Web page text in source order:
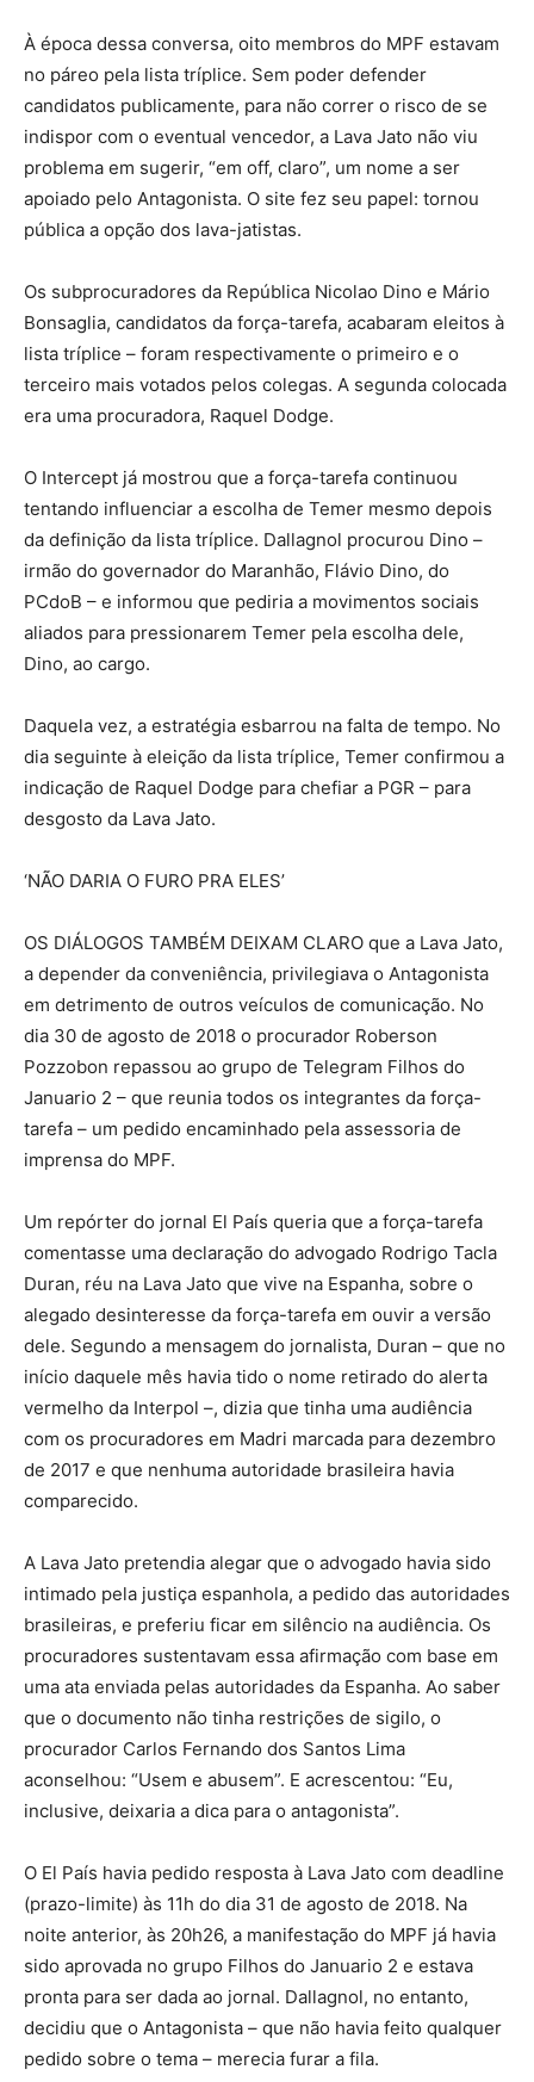
À época dessa conversa, oito membros do MPF estavam
no páreo pela lista tríplice. Sem poder defender
candidatos publicamente, para não correr o risco de se
indispor com o eventual vencedor, a Lava Jato não viu
problema em sugerir, “em off, claro”, um nome a ser
apoiado pelo Antagonista. O site fez seu papel: tornou
pública a opção dos lava-jatistas.
Os subprocuradores da República Nicolao Dino e Mário
Bonsaglia, candidatos da força-tarefa, acabaram eleitos à
lista tríplice – foram respectivamente o primeiro e o
terceiro mais votados pelos colegas. A segunda colocada
era uma procuradora, Raquel Dodge.
O Intercept já mostrou que a força-tarefa continuou
tentando influenciar a escolha de Temer mesmo depois
da definição da lista tríplice. Dallagnol procurou Dino –
irmão do governador do Maranhão, Flávio Dino, do
PCdoB – e informou que pediria a movimentos sociais
aliados para pressionarem Temer pela escolha dele,
Dino, ao cargo.
Daquela vez, a estratégia esbarrou na falta de tempo. No
dia seguinte à eleição da lista tríplice, Temer confirmou a
indicação de Raquel Dodge para chefiar a PGR – para
desgosto da Lava Jato.
‘NÃO DARIA O FURO PRA ELES’
OS DIÁLOGOS TAMBÉM DEIXAM CLARO que a Lava Jato,
a depender da conveniência, privilegiava o Antagonista
em detrimento de outros veículos de comunicação. No
dia 30 de agosto de 2018 o procurador Roberson
Pozzobon repassou ao grupo de Telegram Filhos do
Januario 2 – que reunia todos os integrantes da força-
tarefa – um pedido encaminhado pela assessoria de
imprensa do MPF.
Um repórter do jornal El País queria que a força-tarefa
comentasse uma declaração do advogado Rodrigo Tacla
Duran, réu na Lava Jato que vive na Espanha, sobre o
alegado desinteresse da força-tarefa em ouvir a versão
dele. Segundo a mensagem do jornalista, Duran – que no
início daquele mês havia tido o nome retirado do alerta
vermelho da Interpol –, dizia que tinha uma audiência
com os procuradores em Madri marcada para dezembro
de 2017 e que nenhuma autoridade brasileira havia
comparecido.
A Lava Jato pretendia alegar que o advogado havia sido
intimado pela justiça espanhola, a pedido das autoridades
brasileiras, e preferiu ficar em silêncio na audiência. Os
procuradores sustentavam essa afirmação com base em
uma ata enviada pelas autoridades da Espanha. Ao saber
que o documento não tinha restrições de sigilo, o
procurador Carlos Fernando dos Santos Lima
aconselhou: “Usem e abusem”. E acrescentou: “Eu,
inclusive, deixaria a dica para o antagonista”.
O El País havia pedido resposta à Lava Jato com deadline
(prazo-limite) às 11h do dia 31 de agosto de 2018. Na
noite anterior, às 20h26, a manifestação do MPF já havia
sido aprovada no grupo Filhos do Januario 2 e estava
pronta para ser dada ao jornal. Dallagnol, no entanto,
decidiu que o Antagonista – que não havia feito qualquer
pedido sobre o tema – merecia furar a fila.